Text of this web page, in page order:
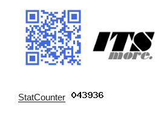
StatCounter